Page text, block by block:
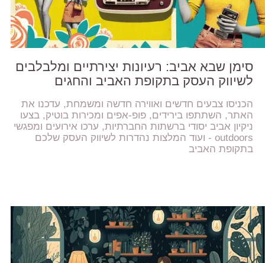
סימן שבא אביב: רעיונות יצירתיים ומלבלבים
לשיווק העסק בתקופת האביב והחגים
הכניסו צבעים חדשים ואווירה חדשה ומשמחת, עדכנו את
האתר, השתתפו בירידים, פופ-אפים ומכירות בוטיק, בצעו
ניקיון אביב יסודי ברשתות החברתיות, ערכו אירועים ומפגשי
outdoors - ועוד המלצות נהדרות לשיווק העסק שלכם
בתקופת האביב